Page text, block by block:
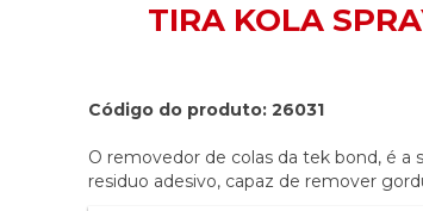
TIRA KOLA
Código do produto: 26031
O removedor de colas da tek bond, é a
residuo adesivo, capaz de remover